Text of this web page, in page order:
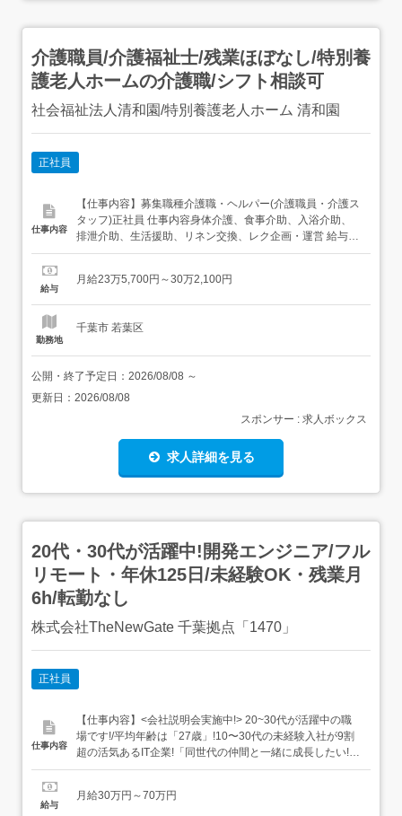
介護職員/介護福祉士/残業ほぼなし/特別養
護老人ホームの介護職/シフト相談可
社会福祉法人清和園/特別養護老人ホーム 清和園
正社員
仕事内容
【仕事内容】募集職種介護職・ヘルパー(介護職員・介護ス
タッフ)正社員 仕事内容身体介護、食事介助、入浴介助、
排泄介助、生活援助、リネン交換、レク企画・運営 給与・
手当<給与>月給235,700〜302,100円<基本給>164,200〜
額:30,000円処遇改善手当:44,000〜47,000円夜勤...
給与
月給23万5,700円～30万2,100円
勤務地
千葉市 若葉区
公開・終了予定日： 2026/08/08 ～
更新日： 2026/08/08
スポンサー : 求人ボックス
求人詳細を見る
20代・30代が活躍中!開発エンジニア/フル
リモート・年休125日/未経験OK・残業月
6h/転勤なし
株式会社TheNewGate 千葉拠点「1470」
正社員
仕事内容
【仕事内容】<会社説明会実施中!> 20~30代が活躍中の職
場です!/平均年齢は「27歳」!10〜30代の未経験入社が9割
超の活気あるIT企業!「同世代の仲間と一緒に成長したい!」
という方にピッタリの環境です 研修期間終了後、スキルに
でプライベート充実 研修終了後はスキルに応じてリモート
給与
月給30万円～70万円